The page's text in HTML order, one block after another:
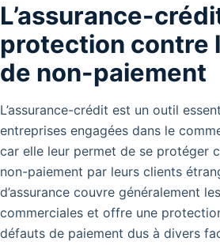
L’assurance-
protection contre
de non-paiement
L’assurance-crédit est un outil
entreprises engagées dans le
car elle leur permet de se protéger
non-paiement par leurs clients
d’assurance couvre généralement
commerciales et offre une
défauts de paiement dus à divers